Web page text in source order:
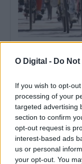
O Digital - Do
If you wish to opt-
processing of your
targeted advertising
section to confirm
opt-out request is
interest-based ads
us or personal
your opt-out. You
O colombiano
7 Agosto, 2026 - 17:55